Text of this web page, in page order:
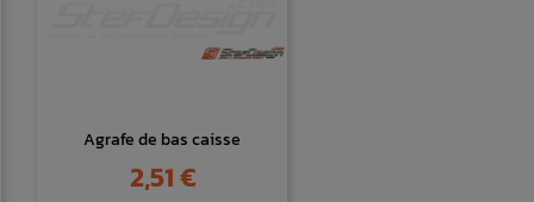
Agrafe de bas caisse
Prix
2,51 €